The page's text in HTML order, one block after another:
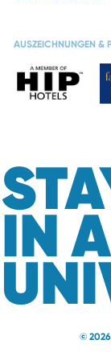
AUSZEICHNUNGEN &
IN
©